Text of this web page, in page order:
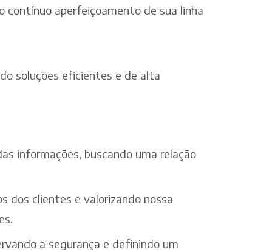
contínuo aperfeiçoamento de sua linha
soluções eficientes e de alta
informações, buscando uma relação
dos clientes e valorizando nossa
a segurança e definindo um